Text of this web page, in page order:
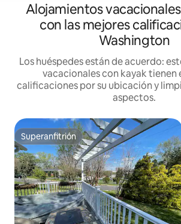
Alojamientos
con las mejores
Washington
Los huéspedes están de acuerdo:
vacacionales con kayak tienen
calificaciones por su ubicación y
aspectos.
Superanfitrión
Superanfitrión